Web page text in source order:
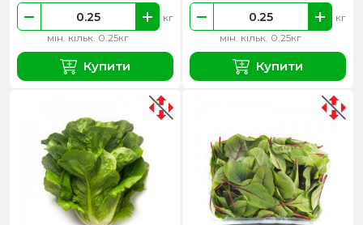
мін. кільк. 0.25кг
кг
Купити
мін. кільк. 0.25кг
кг
Купити